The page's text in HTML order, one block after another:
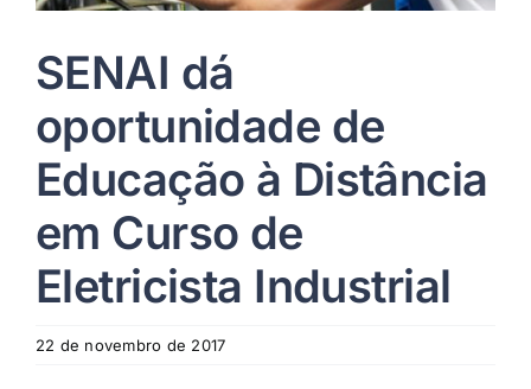
SENAI dá
oportunidade de
Educação à Distância
em Curso de
Eletricista Industrial
22 de novembro de 2017